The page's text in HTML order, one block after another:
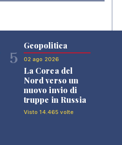
5
Geopolitica
02 ago 2026
La Corea del
Nord verso un
nuovo invio di
truppe in Russia
Visto 14.465 volte